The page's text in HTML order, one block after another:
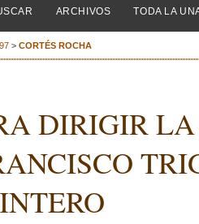
ARCHIVOS TODA LA
> CORTÉS ROCHA
DIRIGIR